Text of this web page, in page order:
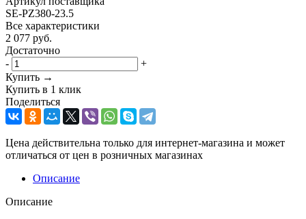
SE-PZ380-23.5
Все характеристики
2 077 руб.
Достаточно
-
+
Купить →
Купить в 1 клик
Поделиться
Цена действительна только для интернет-магазина и может
отличаться от цен в розничных магазинах
Описание
Описание